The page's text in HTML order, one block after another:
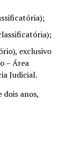
exclusivo
– Área
Judicial.
dois anos,